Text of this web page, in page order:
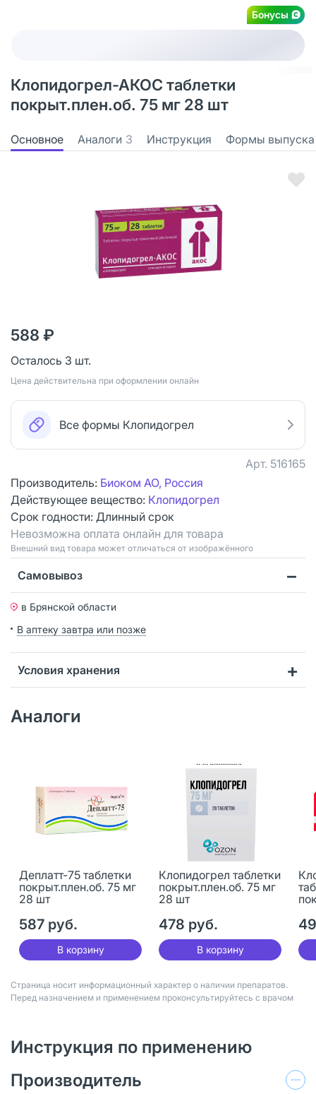
Бонусы
Клопидогрел-АКОС таблетки
покрыт.плен.об. 75 мг 28 шт
Основное Аналоги 3 Инструкция Формы выпуска
588 ₽
Осталось 3 шт.
Цена действительна при оформлении онлайн
Все формы Клопидогрел
Арт. 516165
Производитель: Биоком АО, Россия
Действующее вещество: Клопидогрел
Срок годности: Длинный срок
Невозможна оплата онлайн для товара
Bнешний вид товара может отличаться от изображённого
Самовывоз
в Брянской области
В аптеку завтра или позже
Условия хранения
Аналоги
Деплатт-75 таблетки
покрыт.плен.об. 75 мг
28 шт
587 руб.
В корзину
Клопидогрел таблетки
покрыт.плен.об. 75 мг
28 шт
478 руб.
В корзину
Страница носит информационный характер о наличии препаратов.
Перед назначением и применением проконсультируйтесь с врачом
Инструкция по применению
Производитель